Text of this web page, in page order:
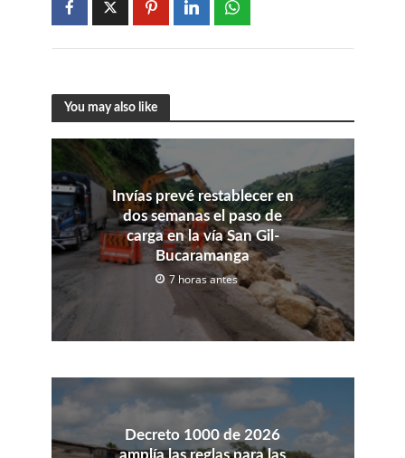
You may also like
Invías prevé restablecer en
dos semanas el paso de
carga en la vía San Gil-
Bucaramanga
7 horas antes
Decreto 1000 de 2026
amplía las reglas para las